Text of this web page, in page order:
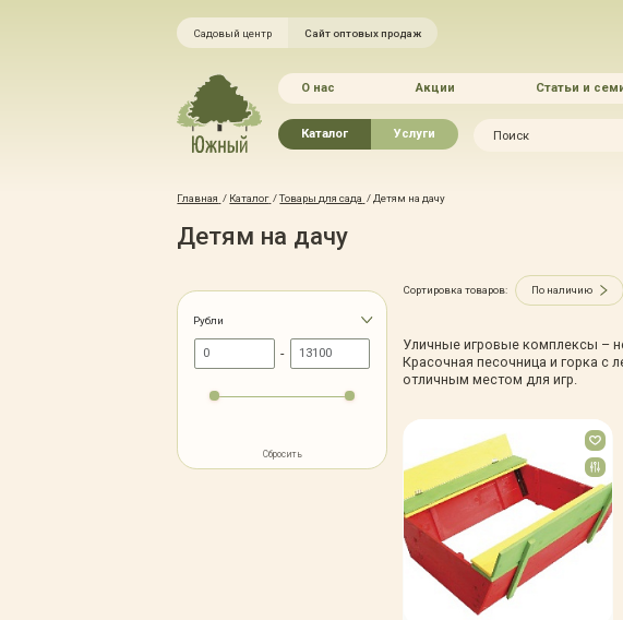
Садовый центр Сайт оптовых продаж
О нас Акции Статьи и
Каталог
Хвойные растения
Плодово-ягодные растения
Цветы
Водные растения
Растения вертикального
озеленения
Формованные растения
Грунты, удобрения, отсыпка
Консультации специалистов
Услуги
Благоустройство и озеленение
Уход за садом
Прайс-листы
Правила оказания услуг
Оплата
Гарантии
Главная / Каталог /Товары для сада / Детям на дачу
Детям на дачу
Рубли
-
Сбросить
Сортировка товаров: По наличию
Уличные игровые комплексы –
Красочная песочница и горка с
отличным местом для игр.